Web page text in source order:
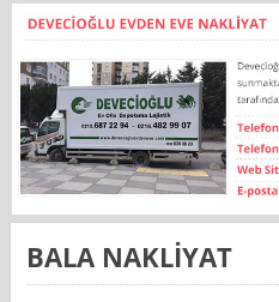
BALA NAKLİYAT